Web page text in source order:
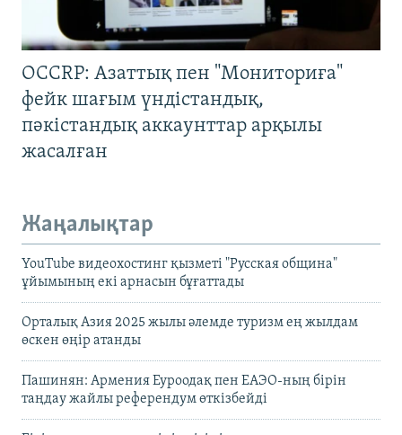
OCCRP: Азаттық пен "Мониториға"
фейк шағым үндістандық,
пәкістандық аккаунттар арқылы
жасалған
Жаңалықтар
YouTube видеохостинг қызметі "Русская община"
ұйымының екі арнасын бұғаттады
Орталық Азия 2025 жылы әлемде туризм ең жылдам
өскен өңір атанды
Пашинян: Армения Еуроодақ пен ЕАЭО-ның бірін
таңдау жайлы референдум өткізбейді